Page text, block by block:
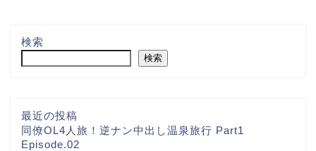
検索
検索
最近の投稿
同僚OL4人旅！逆ナン中出し温泉旅行 Part1
Episode.02